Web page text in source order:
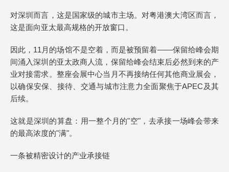
对深圳而言，这是国家级的城市主场。对粤港澳大湾区而言，
这是面向亚太最高规格的开放窗口。
因此，11月的场馆不是空着，而是被预留着——保留给峰会期
间涌入深圳的亚太政商人流，保留给峰会结束后必然到来的产
业对接需求。整座会展中心当月不再接纳任何其他商业展会，
以确保安保、接待、交通与城市注意力全面聚焦于APEC及其
后续。
这就是深圳的算盘：用一整个月的"空"，去承接一场峰会带来
的最高浓度的"满"。
一条被精密设计的产业承接链